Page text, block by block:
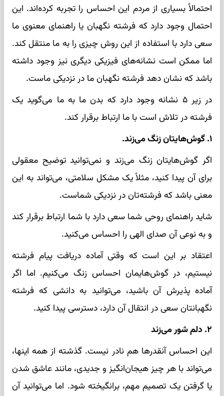
احتمالاً بسیاری از مردم این احساس را تجربه کرده‌اند. این
احتمال وجود دارد که فرشته نگهبان یا راهنمای معنوی ما
سعی دارد با استفاده از این روش چیزی را به ما منتقل کند.
اما ممکن است نشانه‌های فیزیکی دیگری نیز وجود داشته
باشد که نشان دهد فرشته نگهبان ما در نزدیکی ماست.
در زیر ۵ نشانه وجود دارد که بدن ما به ما می‌گوید یک
فرشته در تلاش است با ما ارتباط برقرار کند.
۱. گوش‌هایتان زنگ می‌زند.
اگر گوش‌هایتان زنگ می‌زند و نمی‌توانید توضیح معقولی
برای آن پیدا کنید، مثلاً یک مشکل سلامتی، می‌تواند به این
معنی باشد که فرشته‌تان در نزدیکی شماست.
شاید راهنمای روحی شما سعی دارد با شما ارتباط برقرار کند
و به نوعی آن صدای الهی را احساس می‌کنید.
اعتقاد بر این است که وقتی آماده دریافت پیام فرشته
نیستیم، در گوش‌هایمان احساس زنگ می‌کنیم. اما اگر
آماده پذیرش آن باشید، می‌توانید به دانشی که فرشته
نگهبانتان سعی در انتقال آن دارد، دسترسی پیدا کنید.
۲. دلم شور می‌زند
این احساس آنقدرها هم نادر نیست. گذشته از همه اینها،
می‌تواند با هر چیز هیجان‌انگیز و جدیدی، مانند عاشق شدن
یا گرفتن یک تصمیم مهم، برانگیخته شود. اما می‌توانید آن